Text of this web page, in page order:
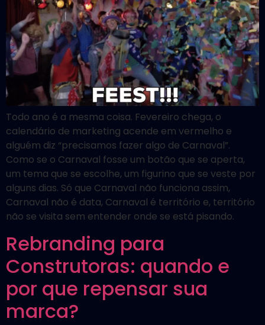
Todo ano é a mesma coisa. Fevereiro chega, o
calendário de marketing acende em vermelho e
alguém diz “precisamos fazer algo de Carnaval”.
Como se o Carnaval fosse um botão que se aperta,
um tema que se escolhe, um figurino que se veste por
alguns dias. Só que Carnaval não funciona assim,
Carnaval não é data, Carnaval é território e, território
não se visita sem entender onde se está pisando.
Rebranding para
Construtoras: quando e
por que repensar sua
marca?